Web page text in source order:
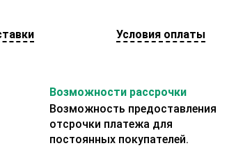
Условия оплаты
Возможности рассрочки
Возможность предоставления
отсрочки платежа для
постоянных покупателей.